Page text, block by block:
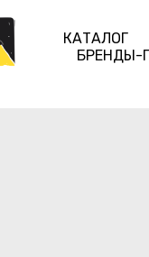
КАТАЛОГ
БРЕНДЫ-